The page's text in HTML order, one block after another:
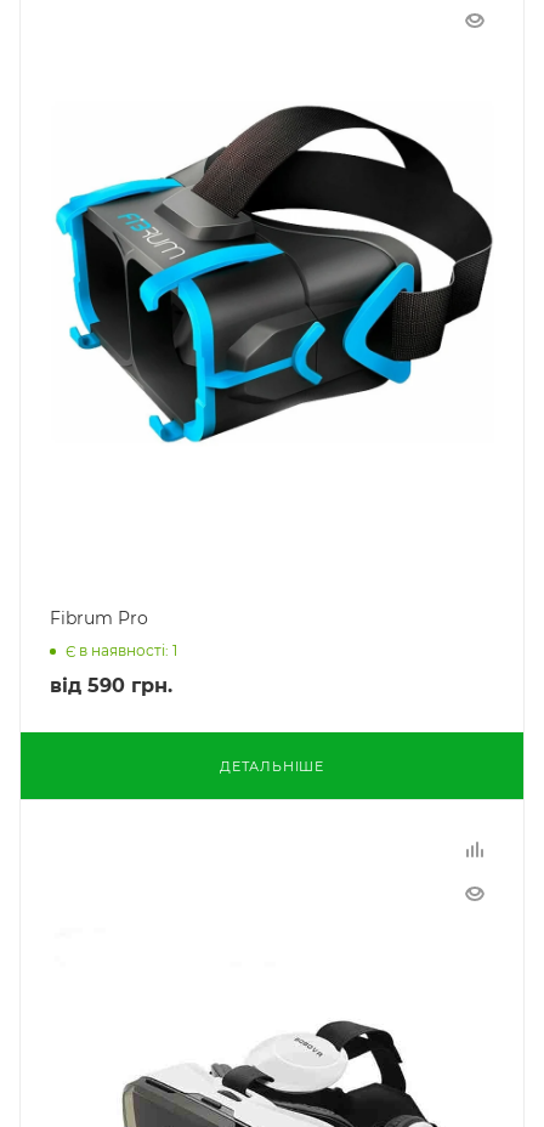
Fibrum Pro
Є в наявності: 1
від 590 грн.
ДЕТАЛЬНІШЕ